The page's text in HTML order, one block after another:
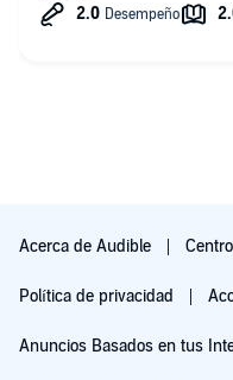
Acerca de Audible
Política de privacidad
Anuncios Basados en tus